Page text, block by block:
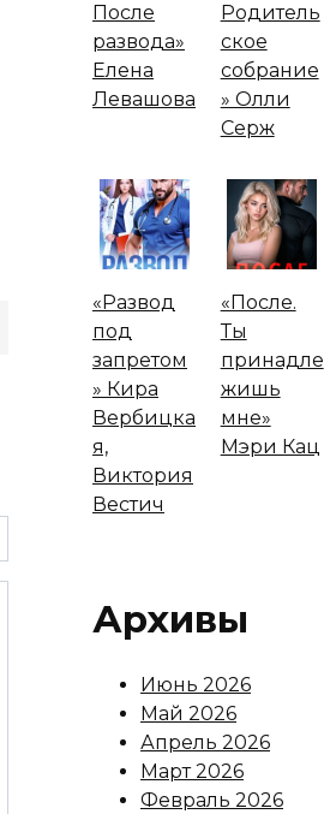
После
развода»
Елена
Левашова
Родитель
ское
собрание
» Олли
Серж
«Развод
под
запретом
» Кира
Вербицка
я,
Виктория
Вестич
«После.
Ты
принадле
жишь
мне»
Мэри Кац
Архивы
Июнь 2026
Май 2026
Апрель 2026
Март 2026
Февраль 2026